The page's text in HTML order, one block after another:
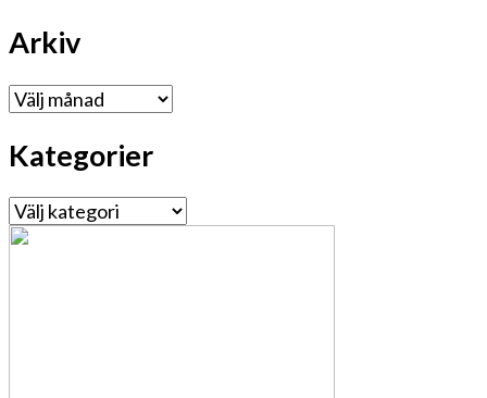
Arkiv
Arkiv
Kategorier
Kategorier